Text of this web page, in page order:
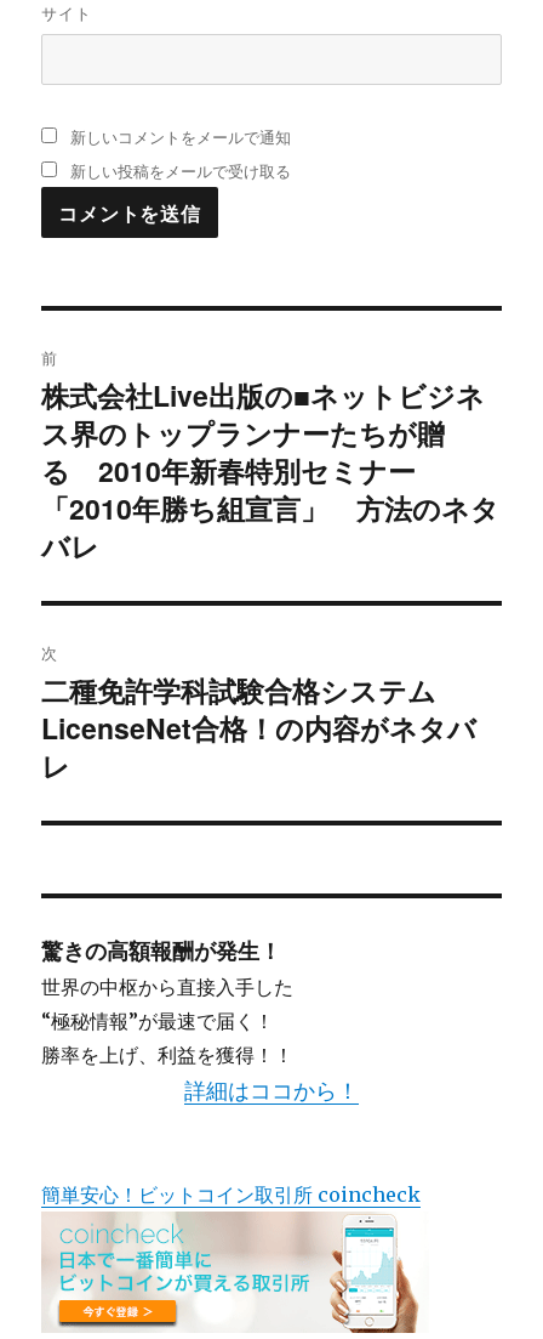
サイト
新しいコメントをメールで通知
新しい投稿をメールで受け取る
稿
ナ
ビ
ゲ
ー
シ
ョ
ン
前
過
去
の
投
株式会社Live出版の■ネットビジネ
ス界のトップランナーたちが贈
る 2010年新春特別セミナー
「2010年勝ち組宣言」 方法のネタ
バレ
次
次
の
投
二種免許学科試験合格システム
LicenseNet合格！の内容がネタバ
レ
驚きの高額報酬が発生！
世界の中枢から直接入手した
“極秘情報”が最速で届く！
勝率を上げ、利益を獲得！！
詳細はココから！
簡単安心！ビットコイン取引所 coincheck